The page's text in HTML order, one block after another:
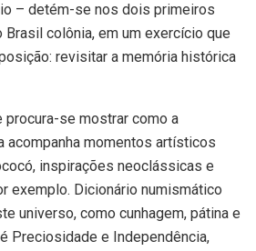
– detém-se nos dois primeiros
colônia, em um exercício que
revisitar a memória histórica
procura-se mostrar como a
acompanha momentos artísticos
inspirações neoclássicas e
exemplo. Dicionário numismático
universo, como cunhagem, pátina e
Preciosidade e Independência,